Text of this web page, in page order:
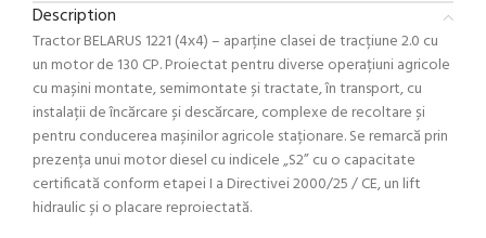
Description
Tractor BELARUS 1221 (4х4) – aparține clasei de tracțiune 2.0 cu
un motor de 130 CP. Proiectat pentru diverse operațiuni agricole
cu mașini montate, semimontate și tractate, în transport, cu
instalații de încărcare și descărcare, complexe de recoltare și
pentru conducerea mașinilor agricole staționare. Se remarcă prin
prezența unui motor diesel cu indicele „S2” cu o capacitate
certificată conform etapei I a Directivei 2000/25 / CE, un lift
hidraulic și o placare reproiectată.